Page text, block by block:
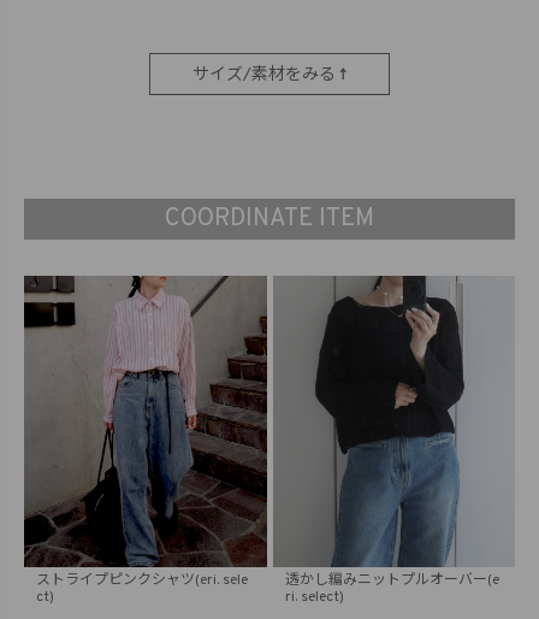
サイズ/素材をみる ↑
COORDINATE ITEM
ストライプピンクシャツ(eri. sele
ct)
透かし編みニットプルオーバー(e
ri. select)